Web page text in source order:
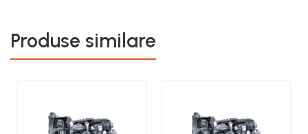
Produse similare